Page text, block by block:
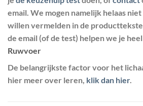
email. We mogen namelijk helaas
willen vermelden in de
de email (of de test) helpen we je
Ruwvoer
De belangrijkste factor voor het
hier meer over leren, klik dan hier.